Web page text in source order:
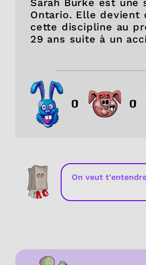
Ontario. Elle
cette discipline au
29 ans suite à un
0 0